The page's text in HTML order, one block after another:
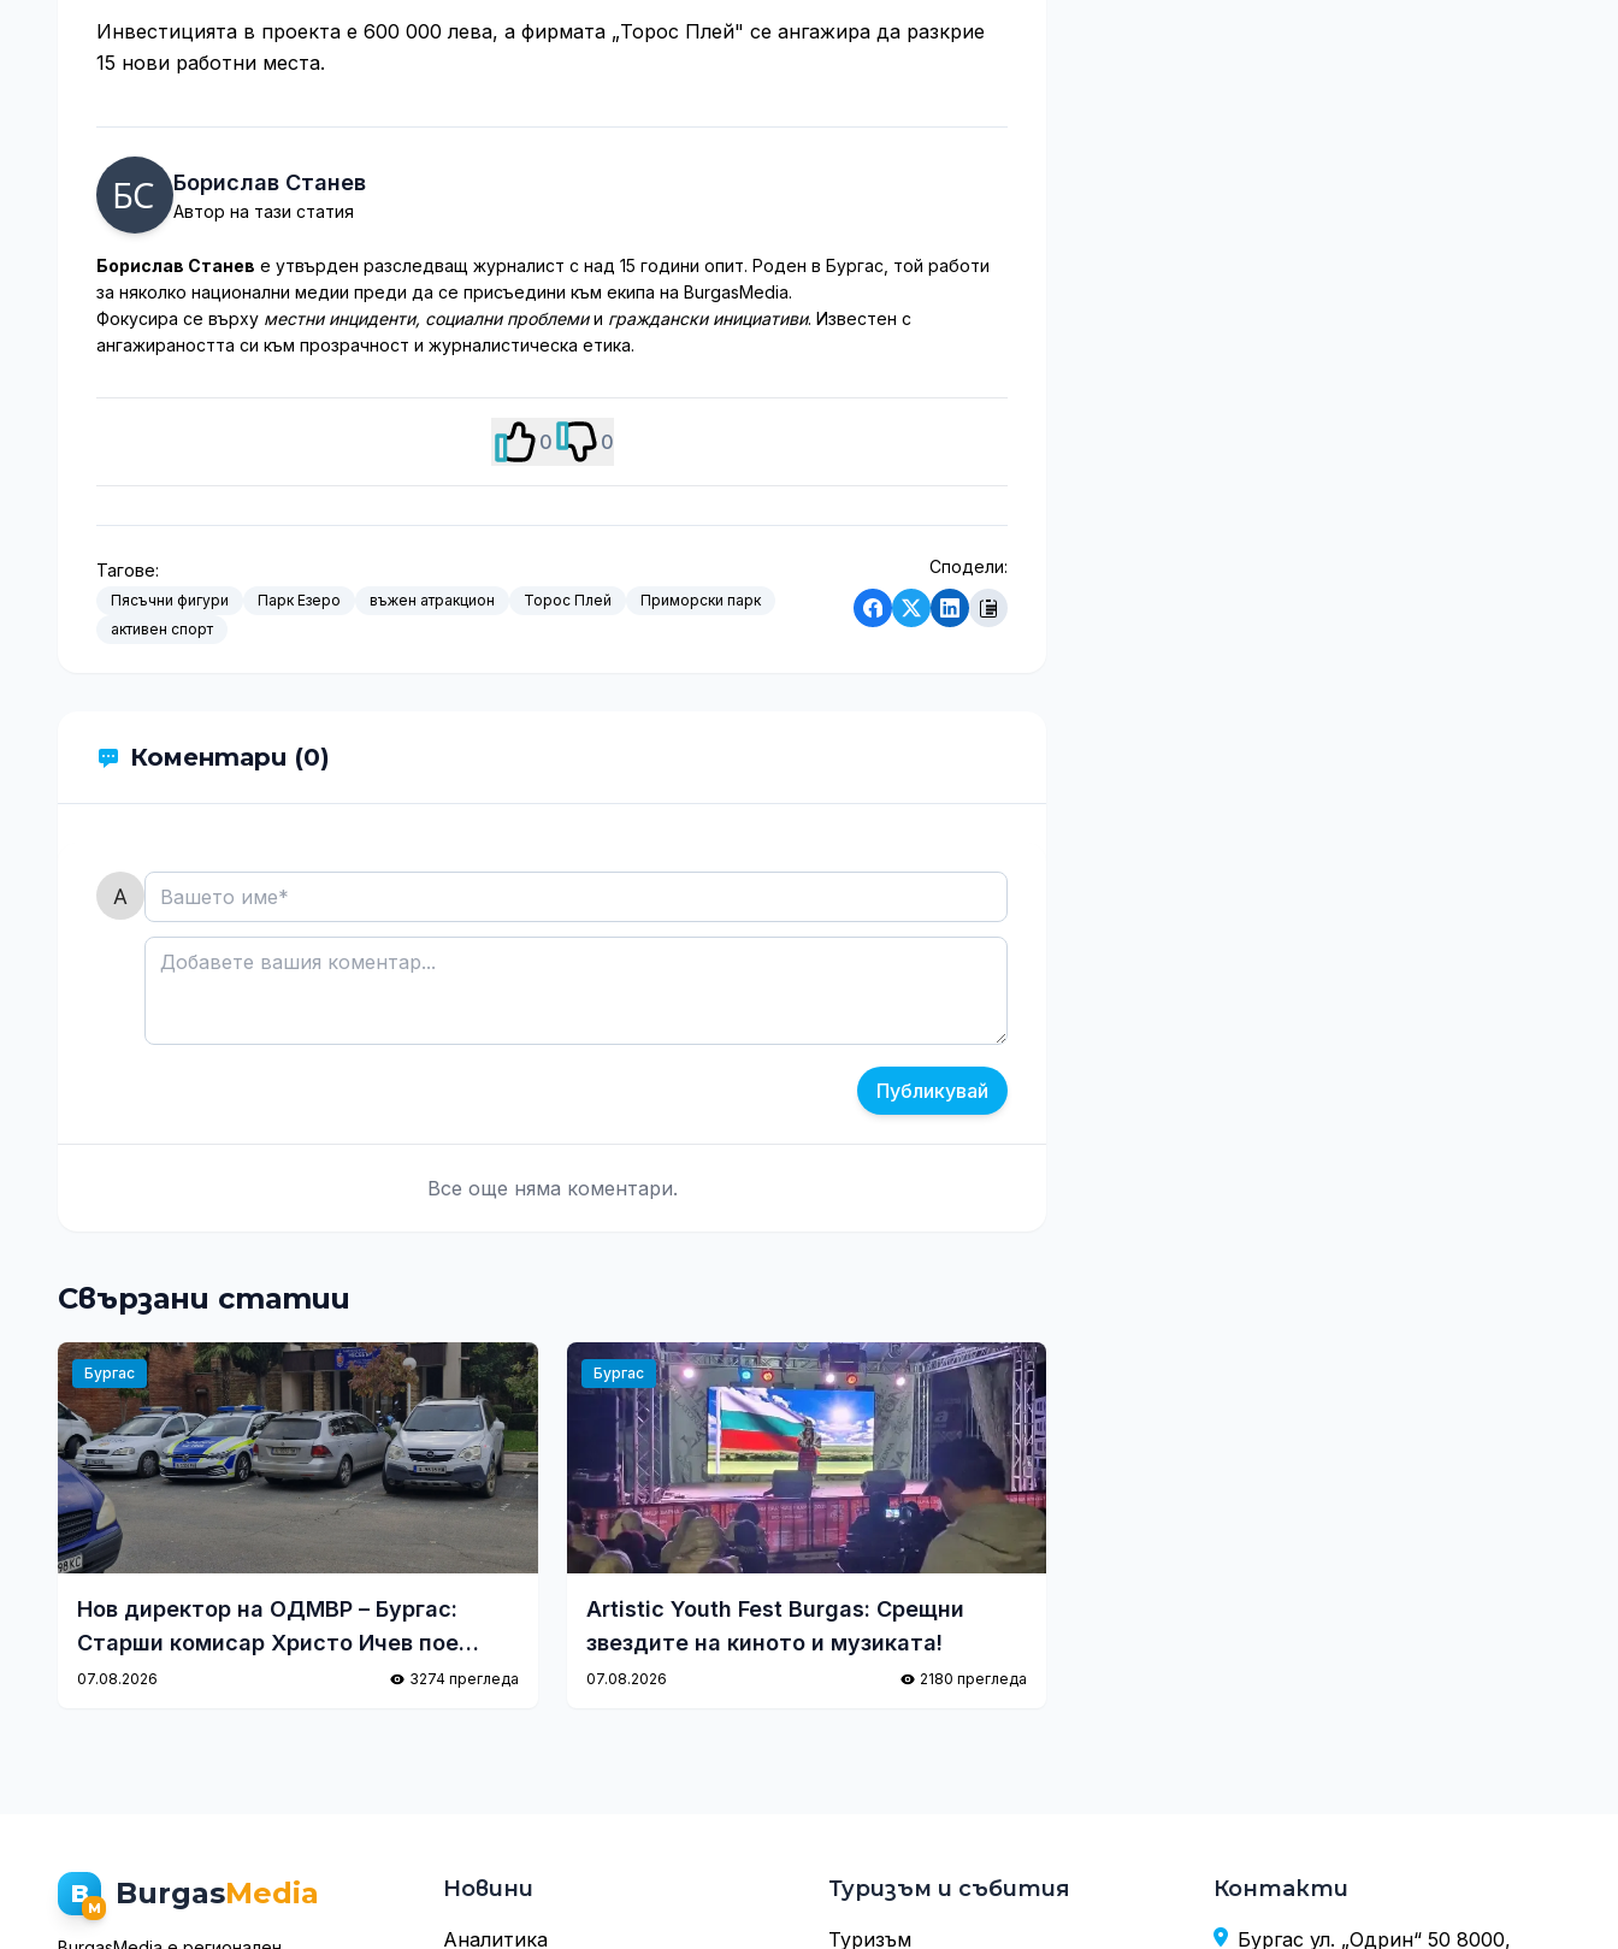
Инвестицията в проекта е 600 000 лева, а фирмата „Торос Плей" се ангажира да разкрие
15 нови работни места.
Борислав Станев
Автор на тази статия
Борислав Станев е утвърден разследващ журналист с над 15 години опит. Роден в Бургас, той работи
за няколко национални медии преди да се присъедини към екипа на BurgasMedia.
Фокусира се върху местни инциденти, социални проблемии граждански инициативи. Известен с
ангажираността си към прозрачност и журналистическа етика.
0 0
Тагове:
Пясъчни фигури Парк Езеро въжен атракцион Торос Плей
Приморски парк
активен спорт
Сподели:
Коментари (0)
Публикувай
Все още няма коментари.
Свързани статии
Бургас
Нов директор на ОДМВР – Бургас:
Старши комисар Христо Ичев пое
поста
07.08.2026 3274 прегледа
Бургас
Artistic Youth Fest Burgas: Срещни
звездите на киното и музиката!
07.08.2026 2180 прегледа
BM BurgasMedia Новини
Аналитика
Туризъм и събития
Туризъм
Контакти
Бургас ул. „Одрин“ 50 8000,